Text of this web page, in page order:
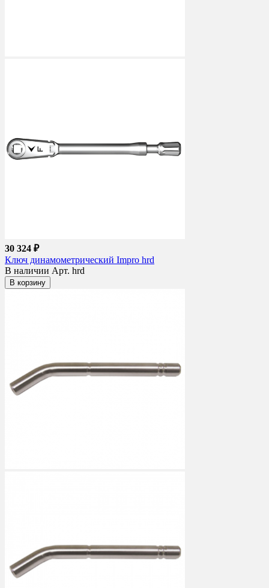
30 324 ₽
Ключ динамометрический Impro hrd
В наличии Арт. hrd
В корзину